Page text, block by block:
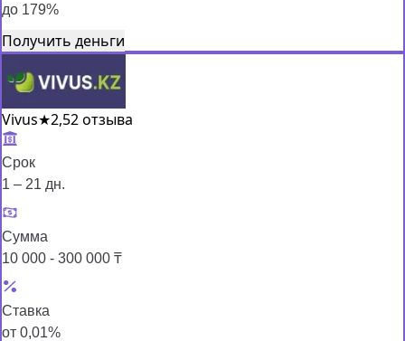
до 179%
Получить деньги
Vivus★2,52 отзыва
Срок
1 – 21 дн.
Сумма
10 000 - 300 000 ₸
Ставка
от 0,01%